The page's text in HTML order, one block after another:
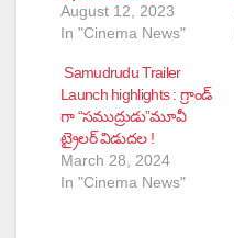
August 12, 2023
In "Cinema News"
Samudrudu Trailer
Launch highlights : గ్రాండ్
గా “సముద్రుడు”మూవీ
ట్రైలర్ విడుదల !
March 28, 2024
In "Cinema News"